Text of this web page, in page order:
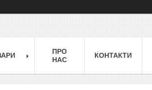
ПРО
НАС
КОНТАКТИ